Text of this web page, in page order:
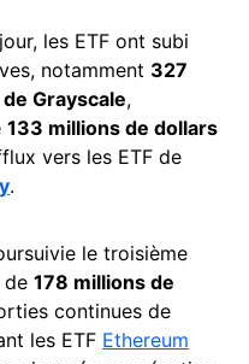
les ETF ont subi
notamment 327
de Grayscale,
133 millions de dollars
vers les ETF de
.
le troisième
de 178 millions de
continues de
les ETF Ethereum